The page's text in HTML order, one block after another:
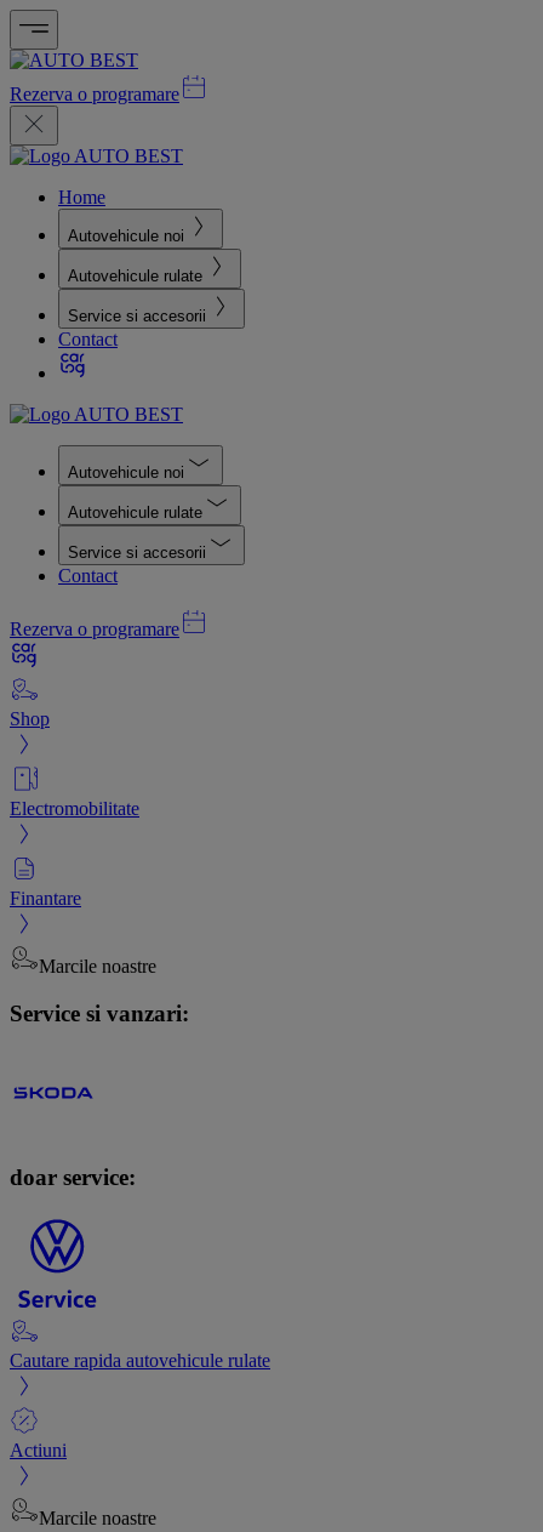
Rezerva o programare
Home
Autovehicule noi
Autovehicule rulate
Service si accesorii
Contact
Autovehicule noi
Autovehicule rulate
Service si accesorii
Contact
Rezerva o programare
Shop
Electromobilitate
Finantare
Marcile noastre
Service si vanzari:
doar service:
Cautare rapida autovehicule rulate
Actiuni
Marcile noastre